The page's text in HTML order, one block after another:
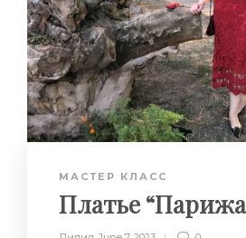
МАСТЕР КЛАСС
Платье